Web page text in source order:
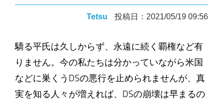
Tetsu 投稿日：2021/05/19 09:56
驕る平氏は久しからず、永遠に続く覇権など有
りません。今の私たちは分かっていながら米国
などに巣くうDSの悪行を止められませんが、真
実を知る人々が増えれば、DSの崩壊は早まるの